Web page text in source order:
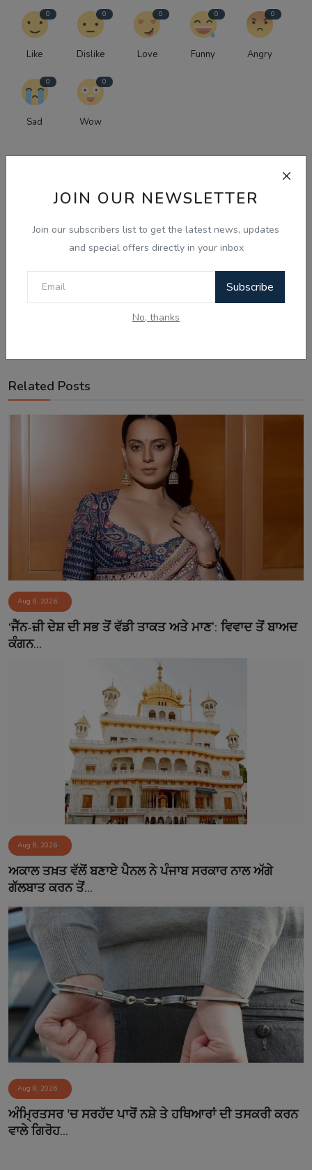
JOIN OUR NEWSLETTER
Join our subscribers list to get the latest news, updates
and special offers directly in your inbox
Subscribe
No, thanks
0
Like
0
Dislike
0
Love
0
Funny
0
Angry
0
Sad
0
Wow
Related Posts
Aug 8, 2026
‘ਜੈੱਨ-ਜ਼ੀ ਦੇਸ਼ ਦੀ ਸਭ ਤੋਂ ਵੱਡੀ ਤਾਕਤ ਅਤੇ ਮਾਣ’: ਵਿਵਾਦ ਤੋਂ ਬਾਅਦ
ਕੰਗਨ...
Aug 8, 2026
ਅਕਾਲ ਤਖ਼ਤ ਵੱਲੋਂ ਬਣਾਏ ਪੈਨਲ ਨੇ ਪੰਜਾਬ ਸਰਕਾਰ ਨਾਲ ਅੱਗੇ
ਗੱਲਬਾਤ ਕਰਨ ਤੋਂ...
Aug 8, 2026
ਅੰਮ੍ਰਿਤਸਰ 'ਚ ਸਰਹੱਦ ਪਾਰੋਂ ਨਸ਼ੇ ਤੇ ਹਥਿਆਰਾਂ ਦੀ ਤਸਕਰੀ ਕਰਨ
ਵਾਲੇ ਗਿਰੋਹ...